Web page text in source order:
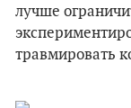
лучше
травмировать